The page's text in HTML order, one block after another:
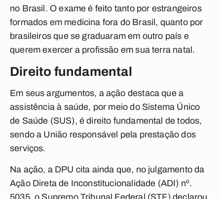
no Brasil. O exame é feito tanto por estrangeiros
formados em medicina fora do Brasil, quanto por
brasileiros que se graduaram em outro país e
querem exercer a profissão em sua terra natal.
Direito fundamental
Em seus argumentos, a ação destaca que a
assistência à saúde, por meio do Sistema Único
de Saúde (SUS), é direito fundamental de todos,
sendo a União responsável pela prestação dos
serviços.
Na ação, a DPU cita ainda que, no julgamento da
Ação Direta de Inconstitucionalidade (ADI) nº.
5035, o Supremo Tribunal Federal (STF) declarou